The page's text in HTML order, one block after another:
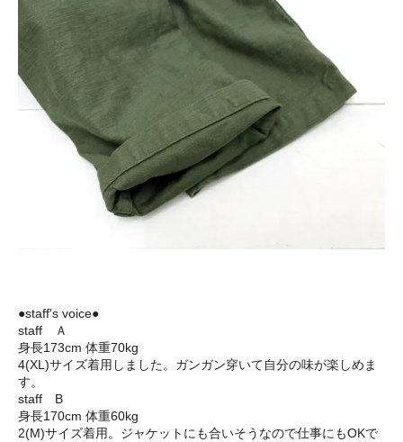
●staff's voice●
staff Ａ
身長173cm 体重70kg
4(XL)サイズ着用しました。ガンガン穿いて自分の味が楽しめま
す。
staff B
身長170cm 体重60kg
2(M)サイズ着用。ジャケットにも合いそうなので仕事にもOKで